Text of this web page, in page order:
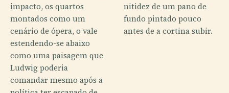
impacto, os quartos
montados como um
cenário de ópera, o vale
estendendo-se abaixo
como uma paisagem que
Ludwig poderia
comandar mesmo após a
nitidez de um pano de
fundo pintado pouco
antes de a cortina subir.